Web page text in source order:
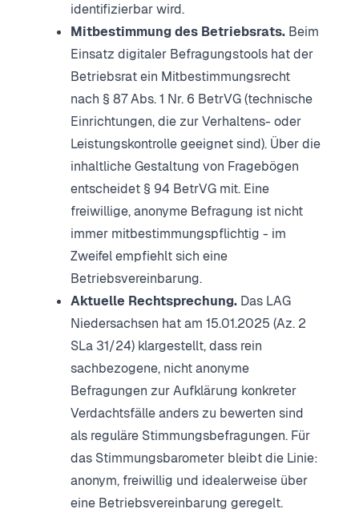
identifizierbar wird.
Mitbestimmung des Betriebsrats. Beim
Einsatz digitaler Befragungstools hat der
Betriebsrat ein Mitbestimmungsrecht
nach § 87 Abs. 1 Nr. 6 BetrVG (technische
Einrichtungen, die zur Verhaltens- oder
Leistungskontrolle geeignet sind). Über die
inhaltliche Gestaltung von Fragebögen
entscheidet § 94 BetrVG mit. Eine
freiwillige, anonyme Befragung ist nicht
immer mitbestimmungspflichtig - im
Zweifel empfiehlt sich eine
Betriebsvereinbarung.
Aktuelle Rechtsprechung. Das LAG
Niedersachsen hat am 15.01.2025 (Az. 2
SLa 31/24) klargestellt, dass rein
sachbezogene, nicht anonyme
Befragungen zur Aufklärung konkreter
Verdachtsfälle anders zu bewerten sind
als reguläre Stimmungsbefragungen. Für
das Stimmungsbarometer bleibt die Linie:
anonym, freiwillig und idealerweise über
eine Betriebsvereinbarung geregelt.